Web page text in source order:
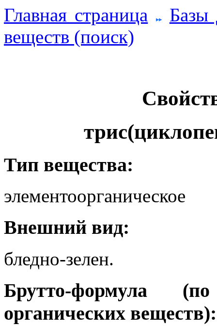
Главная страница
Базы
веществ (поиск)
Тип вещества:
элементоорганическое
Внешний вид:
бледно-зелен.
Брутто-формула
органических веществ):